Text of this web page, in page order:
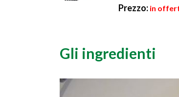
Prezzo: in
Gli ingredienti